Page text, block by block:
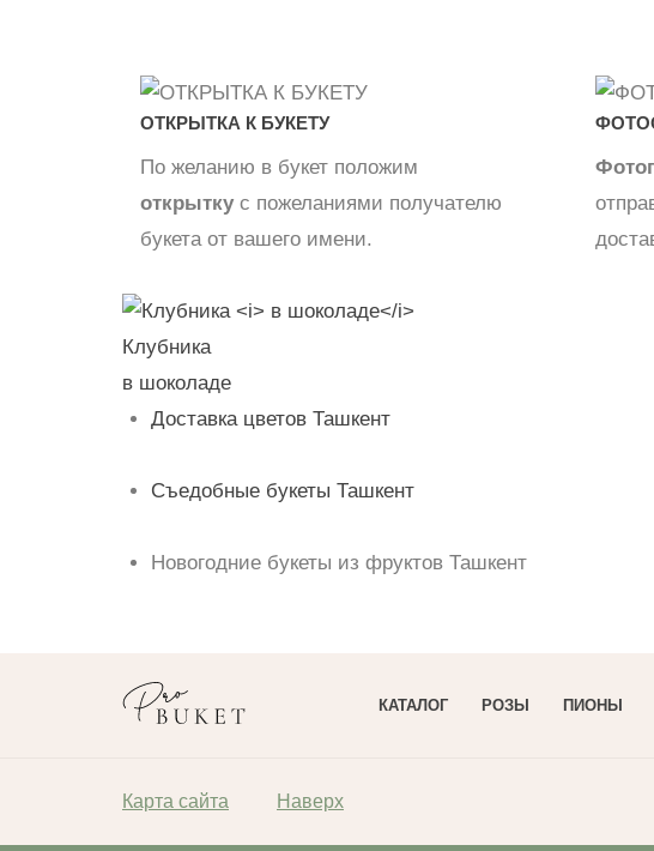
ОТКРЫТКА К БУКЕТУ
По желанию в букет положим
открытку с пожеланиями получателю
букета от вашего имени.
Клубника
в шоколаде
Доставка цветов Ташкент
Съедобные букеты Ташкент
Новогодние букеты из фруктов Ташкент
КАТАЛОГ РОЗЫ ПИОНЫ
Карта сайта Наверх